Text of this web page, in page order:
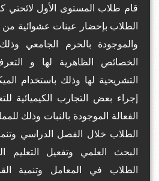
قام طلاب المستوى الأول لائحتي
الطلاب بإحضار عينات عشوائية من
والموجودة بالحرم الجامعي
الخصائص الظاهرية لها و
التشريحية لها وذلك باستخدام
إجراء بعض التجارب الكيميائية
الفعالة الموجودة بالنبات وذلك
الطلاب خلال الفصل الدراسي
البحث العلمي وتفعيل التعليم
الطلاب في المعامل وتنمية